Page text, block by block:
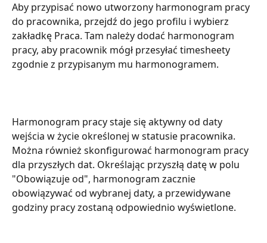
Aby przypisać nowo utworzony harmonogram pracy
do pracownika, przejdź do jego profilu i wybierz
zakładkę Praca. Tam należy dodać harmonogram
pracy, aby pracownik mógł przesyłać timesheety
zgodnie z przypisanym mu harmonogramem.
Harmonogram pracy staje się aktywny od daty
wejścia w życie określonej w statusie pracownika.
Można również skonfigurować harmonogram pracy
dla przyszłych dat. Określając przyszłą datę w polu
"Obowiązuje od", harmonogram zacznie
obowiązywać od wybranej daty, a przewidywane
godziny pracy zostaną odpowiednio wyświetlone.